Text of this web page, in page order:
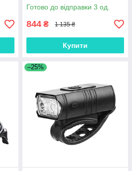
Готово до відправки 3 од.
844 ₴ 1 135 ₴
Купити
–25%